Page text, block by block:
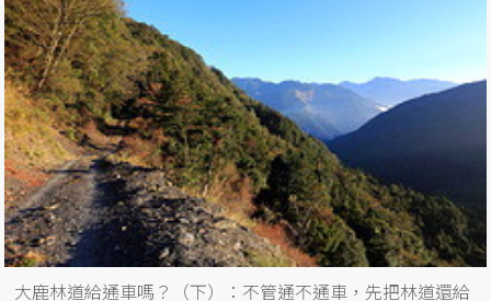
大鹿林道給通車嗎？（下）：不管通不通車，先把林道還給